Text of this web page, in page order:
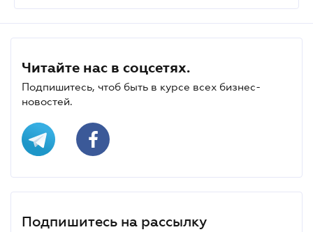
Читайте нас в соцсетях.
Подпишитесь, чтоб быть в курсе всех бизнес-
новостей.
Подпишитесь на рассылку